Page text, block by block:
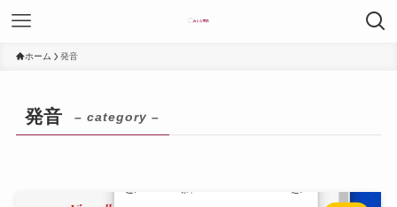
ホーム 発音
発音 – category –